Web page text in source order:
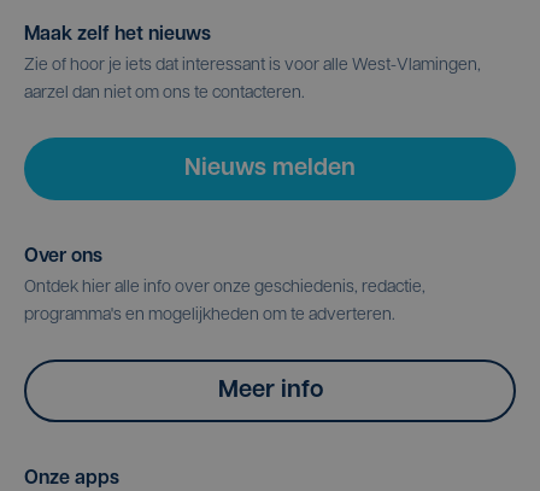
Maak zelf het nieuws
Zie of hoor je iets dat interessant is voor alle West-Vlamingen,
aarzel dan niet om ons te contacteren.
Nieuws melden
Over ons
Ontdek hier alle info over onze geschiedenis, redactie,
programma's en mogelijkheden om te adverteren.
Meer info
Onze apps